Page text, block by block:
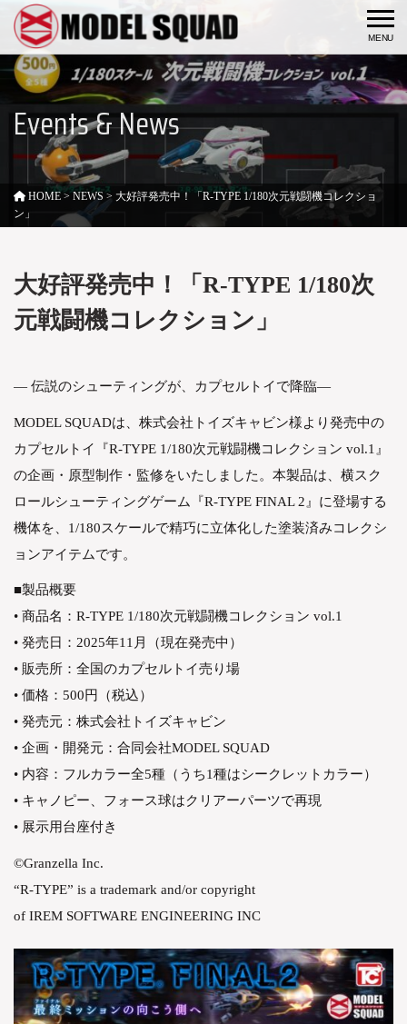
Events & News
HOME >NEWS > 大好評発売中！「R-TYPE 1/180次元戦闘機コレクショ
ン」
大好評発売中！「R-TYPE 1/180次
元戦闘機コレクション」
— 伝説のシューティングが、カプセルトイで降臨—
MODEL SQUADは、株式会社トイズキャビン様より発売中の
カプセルトイ『R-TYPE 1/180次元戦闘機コレクション vol.1』
の企画・原型制作・監修をいたしました。本製品は、横スク
ロールシューティングゲーム『R-TYPE FINAL 2』に登場する
機体を、1/180スケールで精巧に立体化した塗装済みコレクシ
ョンアイテムです。
■製品概要
• 商品名：R-TYPE 1/180次元戦闘機コレクション vol.1
• 発売日：2025年11月（現在発売中）
• 販売所：全国のカプセルトイ売り場
• 価格：500円（税込）
• 発売元：株式会社トイズキャビン
• 企画・開発元：合同会社MODEL SQUAD
• 内容：フルカラー全5種（うち1種はシークレットカラー）
• キャノピー、フォース球はクリアーパーツで再現
• 展示用台座付き
©Granzella Inc.
“R-TYPE” is a trademark and/or copyright
of IREM SOFTWARE ENGINEERING INC